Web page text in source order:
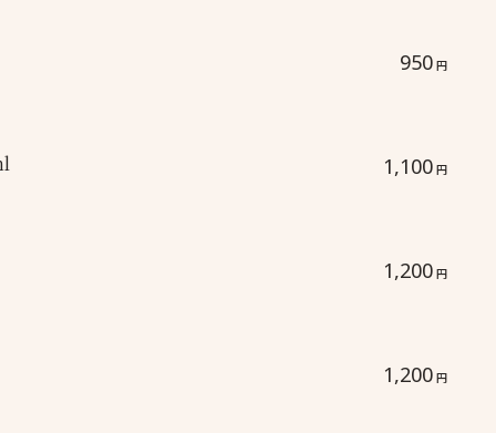
950 円
1,100 円
1,200 円
1,200 円